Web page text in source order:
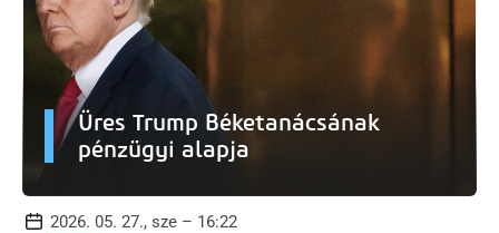
Üres Trump Béketanácsának
pénzügyi alapja
2026. 05. 27., sze – 16:22